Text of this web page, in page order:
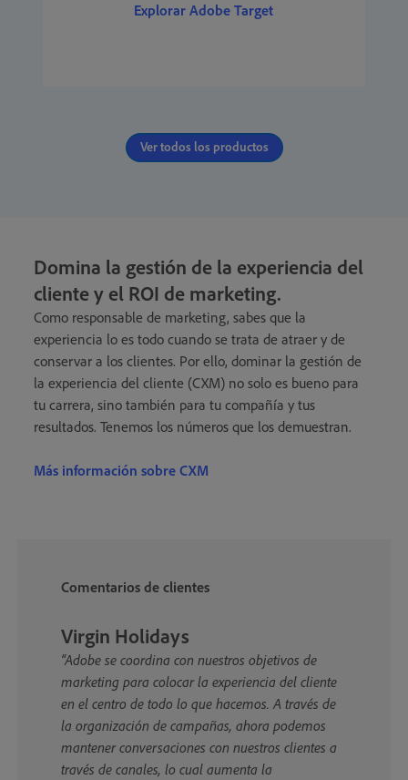
Explorar Adobe Target
Ver todos los productos
Domina la gestión de la experiencia del
cliente y el ROI de marketing.
Como responsable de marketing, sabes que la
experiencia lo es todo cuando se trata de atraer y de
conservar a los clientes. Por ello, dominar la gestión de
la experiencia del cliente (CXM) no solo es bueno para
tu carrera, sino también para tu compañía y tus
resultados. Tenemos los números que los demuestran.
Más información sobre CXM
Comentarios de clientes
Virgin Holidays
“Adobe se coordina con nuestros objetivos de
marketing para colocar la experiencia del cliente
en el centro de todo lo que hacemos. A través de
la organización de campañas, ahora podemos
mantener conversaciones con nuestros clientes a
través de canales, lo cual aumenta la